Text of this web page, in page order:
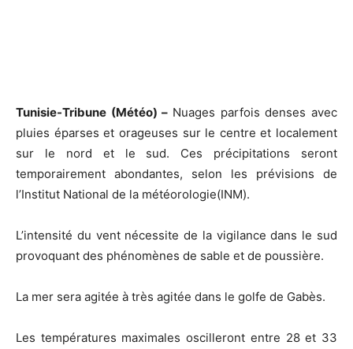
Tunisie-Tribune (Météo) – Nuages parfois denses avec
pluies éparses et orageuses sur le centre et localement
sur le nord et le sud. Ces précipitations seront
temporairement abondantes, selon les prévisions de
l’Institut National de la météorologie(INM).
L’intensité du vent nécessite de la vigilance dans le sud
provoquant des phénomènes de sable et de poussière.
La mer sera agitée à très agitée dans le golfe de Gabès.
Les températures maximales oscilleront entre 28 et 33